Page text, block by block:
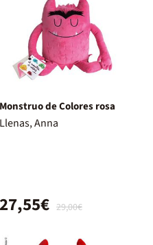
Monstruo de Colores rosa
Llenas, Anna
29,00€
27,55€